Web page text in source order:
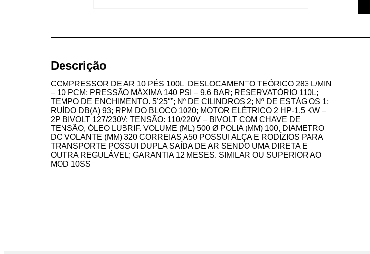
Descrição
COMPRESSOR DE AR 10 PÉS 100L; DESLOCAMENTO TEÓRICO 283 L/MIN
– 10 PCM; PRESSÃO MÁXIMA 140 PSI – 9,6 BAR; RESERVATÓRIO 110L;
TEMPO DE ENCHIMENTO. 5’25″”; Nº DE CILINDROS 2; Nº DE ESTÁGIOS 1;
RUÍDO DB(A) 93; RPM DO BLOCO 1020; MOTOR ELÉTRICO 2 HP-1.5 KW –
2P BIVOLT 127/230V; TENSÃO: 110/220V – BIVOLT COM CHAVE DE
TENSÃO; ÓLEO LUBRIF. VOLUME (ML) 500 Ø POLIA (MM) 100; DIAMETRO
DO VOLANTE (MM) 320 CORREIAS A50 POSSUI ALÇA E RODÍZIOS PARA
TRANSPORTE POSSUI DUPLA SAÍDA DE AR SENDO UMA DIRETA E
OUTRA REGULÁVEL; GARANTIA 12 MESES. SIMILAR OU SUPERIOR AO
MOD 10SS